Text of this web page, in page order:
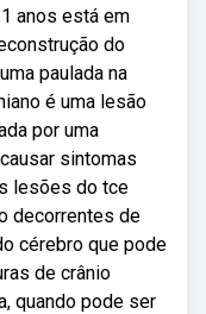
anos está em
do
paulada na
é uma lesão
por uma
sintomas
lesões do tce
decorrentes de
cérebro que pode
de crânio
quando pode ser